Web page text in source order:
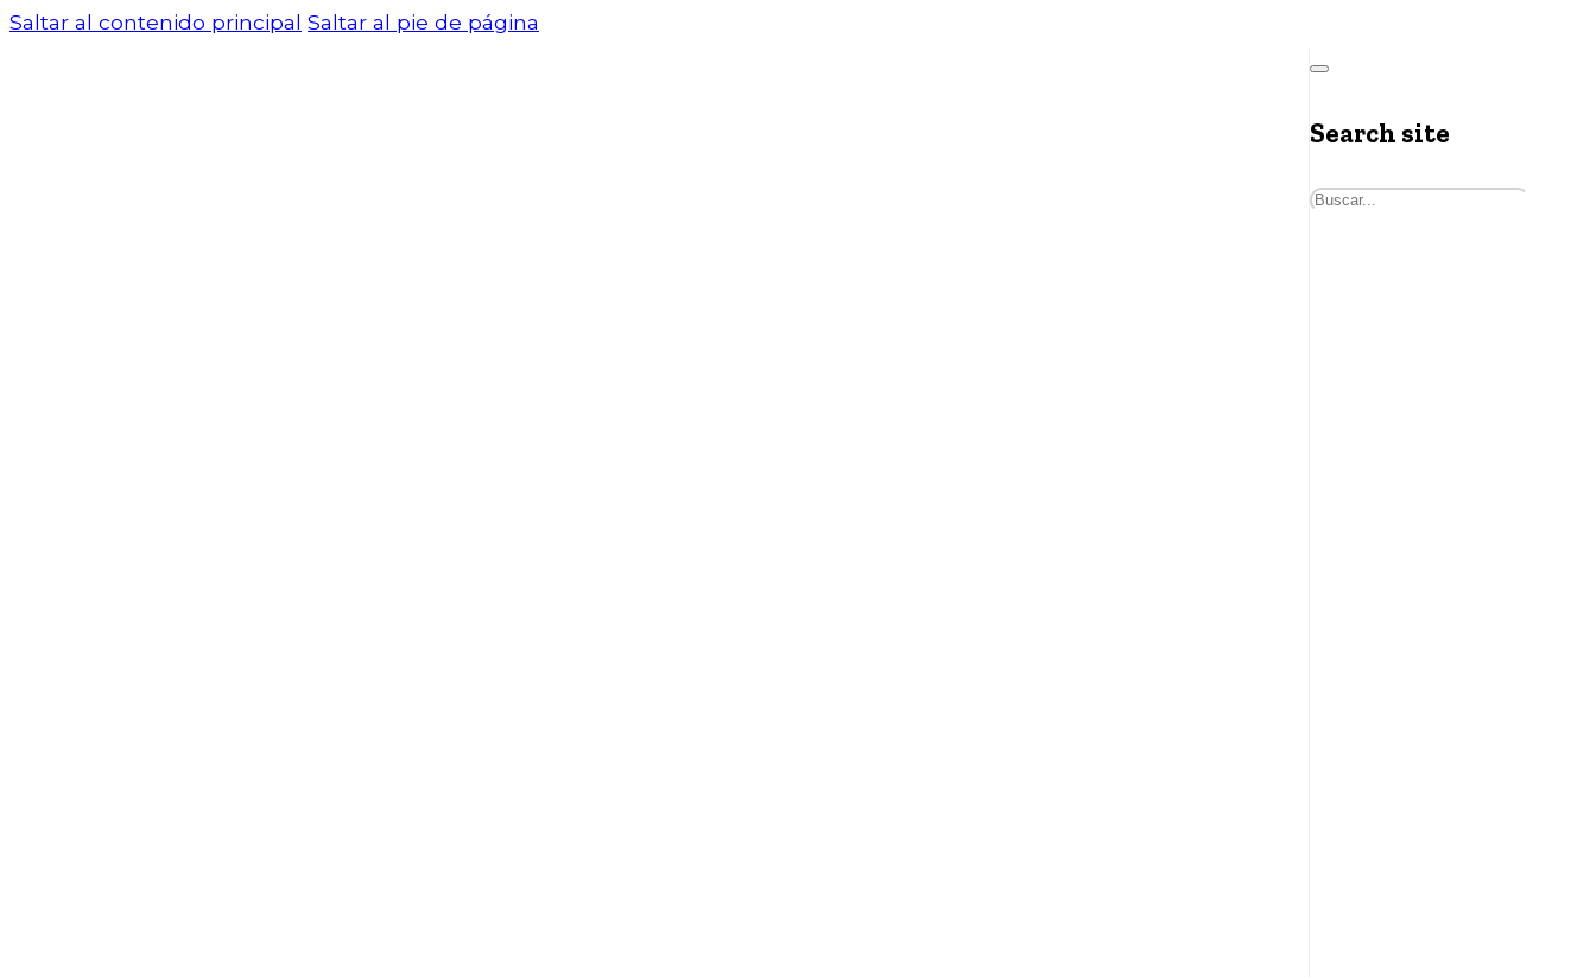
Saltar al contenido principal Saltar al pie de página
Search site
Buscar